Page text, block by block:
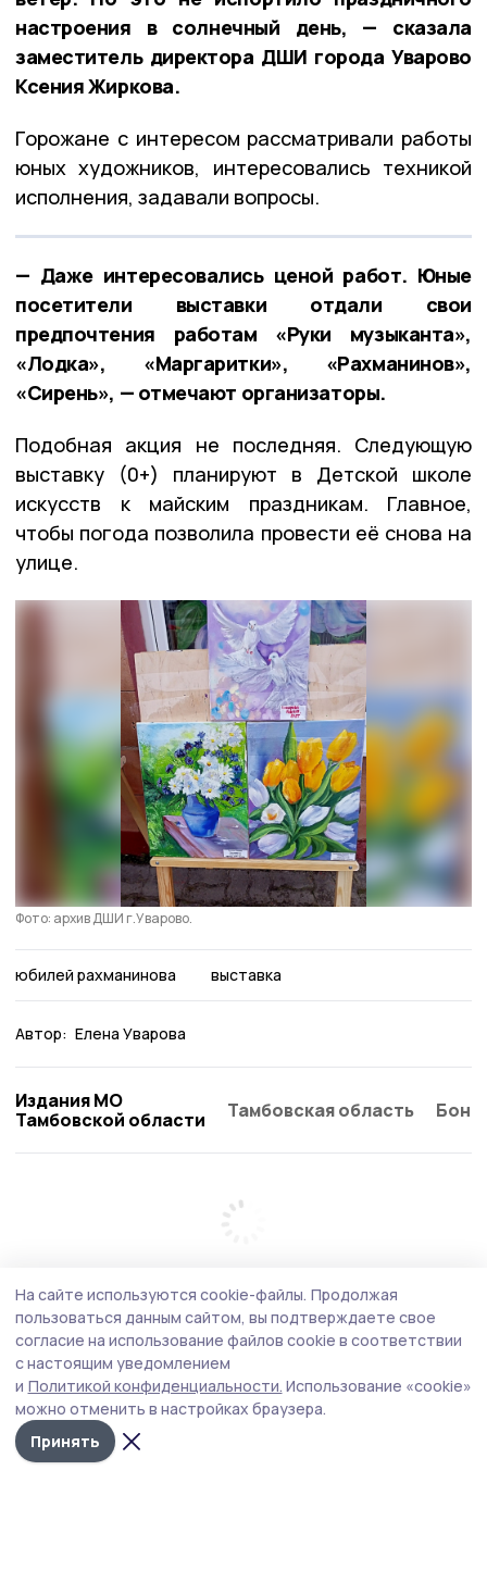
настроения в солнечный день, — сказала
заместитель директора ДШИ города Уварово
Ксения Жиркова.
Горожане с интересом рассматривали работы
юных художников, интересовались техникой
исполнения, задавали вопросы.
— Даже интересовались ценой работ. Юные
посетители выставки отдали свои
предпочтения работам «Руки музыканта»,
«Лодка», «Маргаритки», «Рахманинов»,
«Сирень», — отмечают организаторы.
Подобная акция не последняя. Следующую
выставку (0+) планируют в Детской школе
искусств к майским праздникам. Главное,
чтобы погода позволила провести её снова на
улице.
Фото: архив ДШИ г.Уварово.
юбилей рахманинова выставка
Автор: Елена Уварова
Издания МО
Тамбовской области
Тамбовская область
На сайте используются cookie-файлы. Продолжая
пользоваться данным сайтом, вы подтверждаете свое
согласие на использование файлов cookie в соответствии
с настоящим уведомлением
и Политикой конфиденциальности. Использование «cookie»
можно отменить в настройках браузера.
Принять